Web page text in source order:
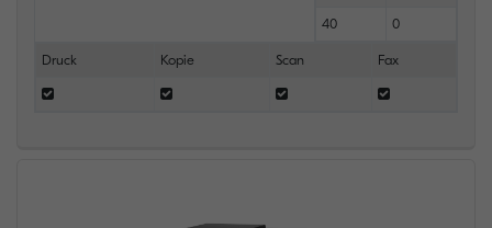
40 0
Druck Kopie Scan Fax